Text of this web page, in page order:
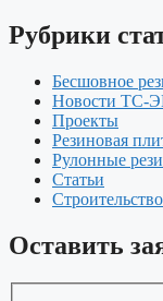
Рубрики
Бесшовное
Новости ТС-
Проекты
Резиновая
Рулонные
Статьи
Оставить